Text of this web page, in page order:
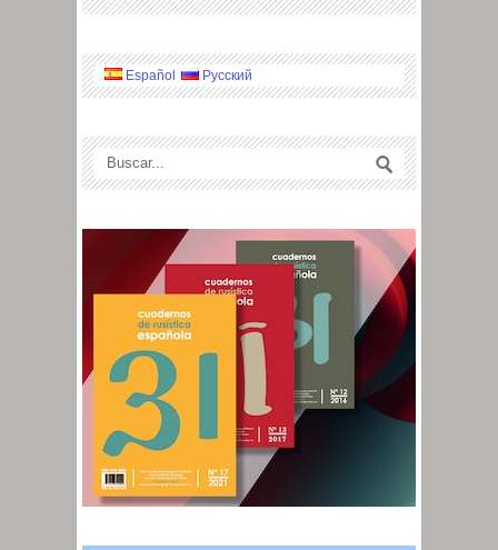
Español Русский